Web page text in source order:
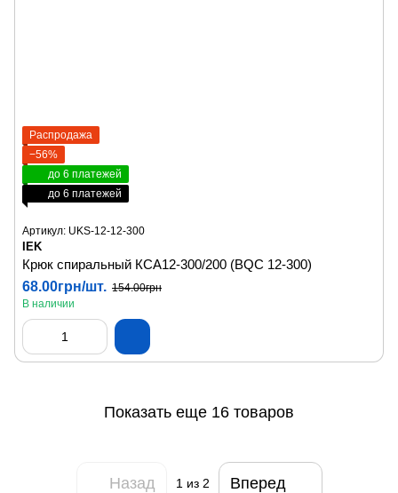
Распродажа
−56%
до 6 платежей
до 6 платежей
Артикул: UKS-12-12-300
IEK
Крюк спиральный КСА12-300/200 (BQC 12-300)
68.00грн/шт. 154.00грн
В наличии
Показать еще 16 товаров
Назад 1 из 2 Вперед